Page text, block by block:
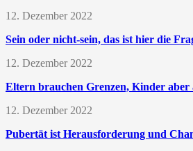
12. Dezember 2022
Sein oder nicht-sein, das ist hier die
12. Dezember 2022
Eltern brauchen Grenzen, Kinder aber
12. Dezember 2022
Pubertät ist Herausforderung und